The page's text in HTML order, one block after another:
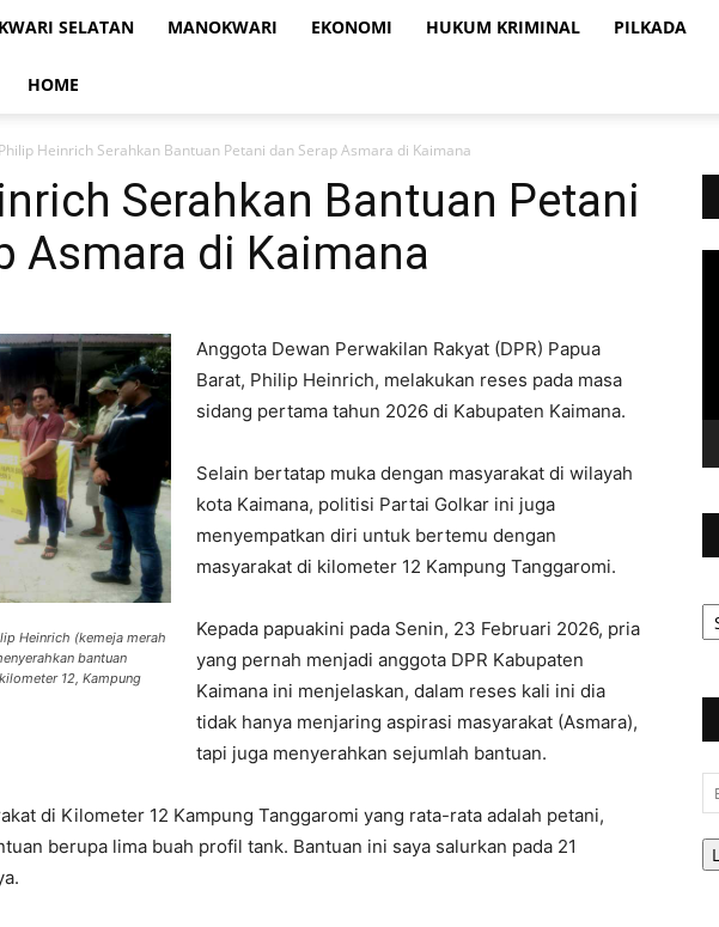
SELATAN MANOKWARI EKONOMI HUKUM KRIMINAL PILKADA
HOME
Philip Heinrich Serahkan Bantuan Petani dan Serap Asmara di Kaimana
Serahkan Bantuan Petani
Asmara di Kaimana
Heinrich (kemeja merah
bantuan
12, Kampung
Anggota Dewan Perwakilan Rakyat (DPR) Papua
Barat, Philip Heinrich, melakukan reses pada masa
sidang pertama tahun 2026 di Kabupaten Kaimana.
Selain bertatap muka dengan masyarakat di wilayah
kota Kaimana, politisi Partai Golkar ini juga
menyempatkan diri untuk bertemu dengan
masyarakat di kilometer 12 Kampung Tanggaromi.
Kepada papuakini pada Senin, 23 Februari 2026, pria
yang pernah menjadi anggota DPR Kabupaten
Kaimana ini menjelaskan, dalam reses kali ini dia
tidak hanya menjaring aspirasi masyarakat (Asmara),
tapi juga menyerahkan sejumlah bantuan.
di Kilometer 12 Kampung Tanggaromi yang rata-rata adalah petani,
berupa lima buah profil tank. Bantuan ini saya salurkan pada 21